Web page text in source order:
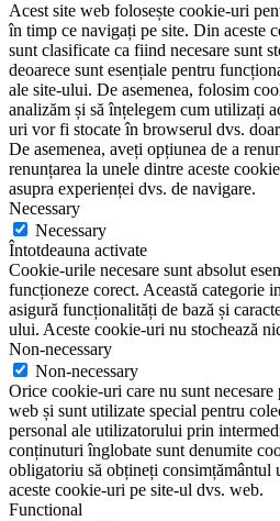
Acest site web folosește cookie-uri
în timp ce navigați pe site. Din aceste
sunt clasificate ca fiind necesare sunt
deoarece sunt esențiale pentru
ale site-ului. De asemenea, folosim
analizăm și să înțelegem cum utilizați
uri vor fi stocate în browserul dvs.
De asemenea, aveți opțiunea de a
renunțarea la unele dintre aceste
asupra experienței dvs. de navigare.
Necessary
Necessary
Întotdeauna activate
Cookie-urile necesare sunt absolut
funcționeze corect. Această categorie
asigură funcționalități de bază și
ului. Aceste cookie-uri nu stochează
Non-necessary
Non-necessary
Orice cookie-uri care nu sunt
web și sunt utilizate special pentru
personal ale utilizatorului prin
conținuturi înglobate sunt denumite
obligatoriu să obțineți
aceste cookie-uri pe site-ul dvs. web.
Functional